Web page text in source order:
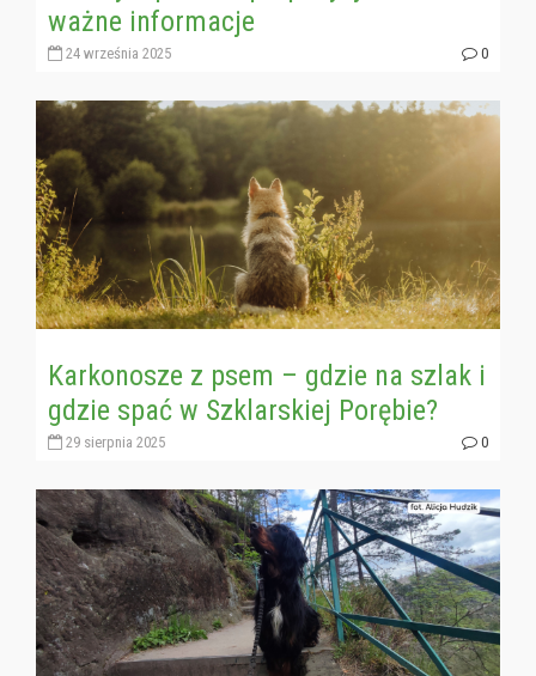
ważne informacje
24 września 2025 0
Karkonosze z psem – gdzie na szlak i
gdzie spać w Szklarskiej Porębie?
29 sierpnia 2025 0